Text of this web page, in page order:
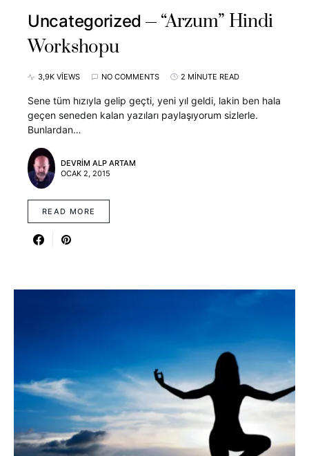
Uncategorized
“Arzum” Hindi
Workshopu
3,9K VIEWS NO COMMENTS 2 MINUTE READ
Sene tüm hızıyla gelip geçti, yeni yıl geldi, lakin ben hala
geçen seneden kalan yazıları paylaşıyorum sizlerle.
Bunlardan…
DEVRIM ALP ARTAM
OCAK 2, 2015
READ MORE